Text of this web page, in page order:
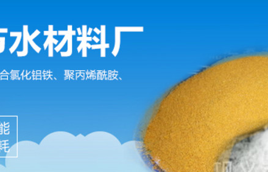
河南活性氧化铝系
河南聚合氯化铝
河南聚氯化铝